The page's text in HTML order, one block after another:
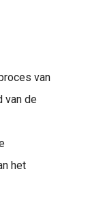
van
van de
het